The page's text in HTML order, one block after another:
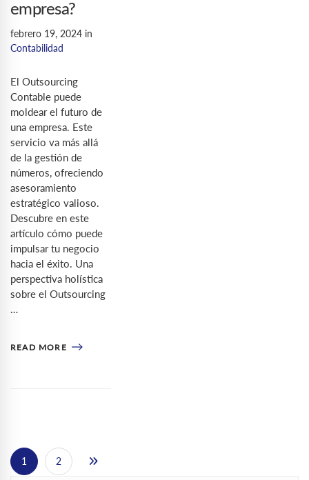
empresa?
febrero 19, 2024 in
Contabilidad
El Outsourcing
Contable puede
moldear el futuro de
una empresa. Este
servicio va más allá
de la gestión de
números, ofreciendo
asesoramiento
estratégico valioso.
Descubre en este
artículo cómo puede
impulsar tu negocio
hacia el éxito. Una
perspectiva holística
sobre el Outsourcing
…
READ MORE
1 2